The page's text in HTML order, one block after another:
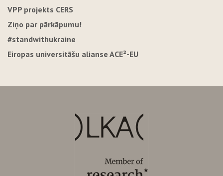
VPP projekts CERS
Ziņo par pārkāpumu!
#standwithukraine
Eiropas universitāšu alianse ACE²-EU